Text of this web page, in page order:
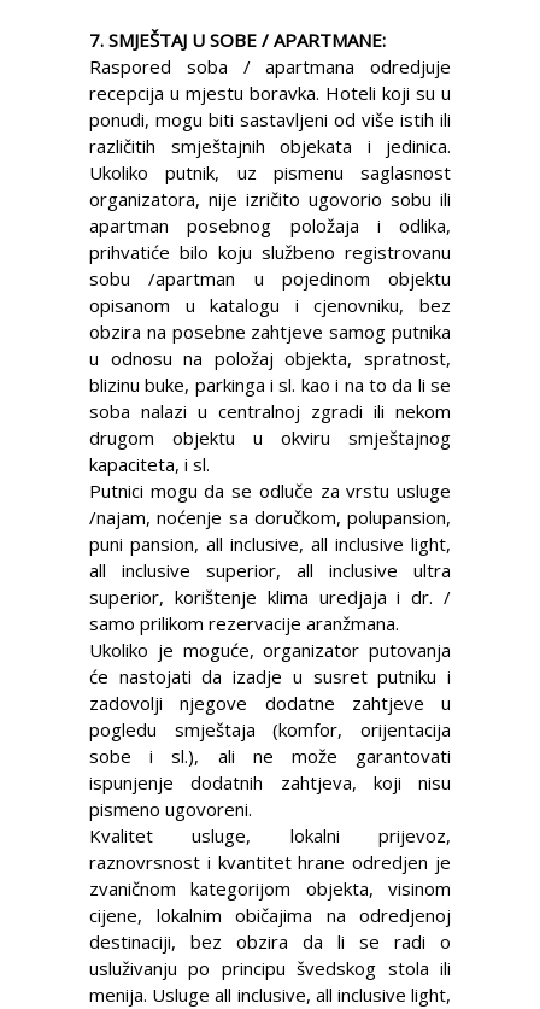
7. SMJEŠTAJ U SOBE / APARTMANE:
Raspored soba / apartmana odredjuje
recepcija u mjestu boravka. Hoteli koji su u
ponudi, mogu biti sastavljeni od više istih ili
različitih smještajnih objekata i jedinica.
Ukoliko putnik, uz pismenu saglasnost
organizatora, nije izričito ugovorio sobu ili
apartman posebnog položaja i odlika,
prihvatiće bilo koju službeno registrovanu
sobu /apartman u pojedinom objektu
opisanom u katalogu i cjenovniku, bez
obzira na posebne zahtjeve samog putnika
u odnosu na položaj objekta, spratnost,
blizinu buke, parkinga i sl. kao i na to da li se
soba nalazi u centralnoj zgradi ili nekom
drugom objektu u okviru smještajnog
kapaciteta, i sl.
Putnici mogu da se odluče za vrstu usluge
/najam, noćenje sa doručkom, polupansion,
puni pansion, all inclusive, all inclusive light,
all inclusive superior, all inclusive ultra
superior, korištenje klima uredjaja i dr. /
samo prilikom rezervacije aranžmana.
Ukoliko je moguće, organizator putovanja
će nastojati da izadje u susret putniku i
zadovolji njegove dodatne zahtjeve u
pogledu smještaja (komfor, orijentacija
sobe i sl.), ali ne može garantovati
ispunjenje dodatnih zahtjeva, koji nisu
pismeno ugovoreni.
Kvalitet usluge, lokalni prijevoz,
raznovrsnost i kvantitet hrane odredjen je
zvaničnom kategorijom objekta, visinom
cijene, lokalnim običajima na odredjenoj
destinaciji, bez obzira da li se radi o
usluživanju po principu švedskog stola ili
menija. Usluge all inclusive, all inclusive light,